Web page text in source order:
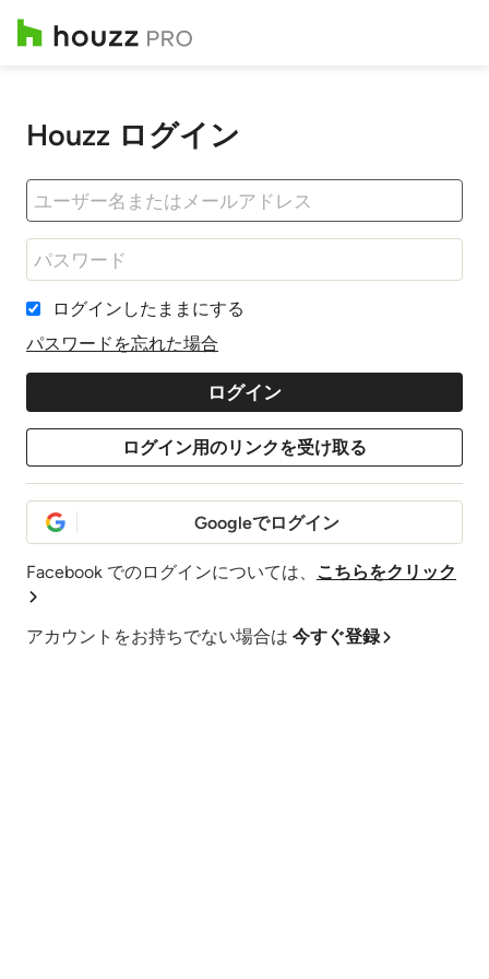
Houzz ログイン
ログインしたままにする
パスワードを忘れた場合
Googleでログイン
Facebook でのログインについては、 こちらをクリック
アカウントをお持ちでない場合は 今すぐ登録